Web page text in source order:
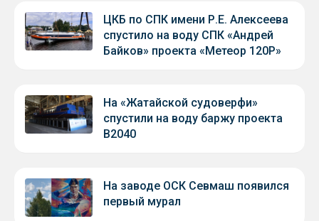
ЦКБ по СПК имени Р.Е. Алексеева
спустило на воду СПК «Андрей
Байков» проекта «Метеор 120Р»
На «Жатайской судоверфи»
спустили на воду баржу проекта
В2040
На заводе ОСК Севмаш появился
первый мурал